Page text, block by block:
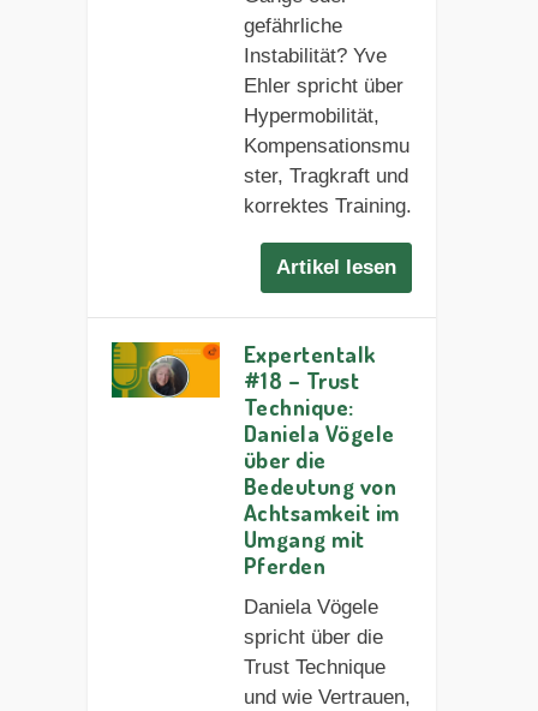
gefährliche
Instabilität? Yve
Ehler spricht über
Hypermobilität,
Kompensationsmu
ster, Tragkraft und
korrektes Training.
Artikel lesen
Expertentalk
#18 – Trust
Technique:
Daniela Vögele
über die
Bedeutung von
Achtsamkeit im
Umgang mit
Pferden
Daniela Vögele
spricht über die
Trust Technique
und wie Vertrauen,